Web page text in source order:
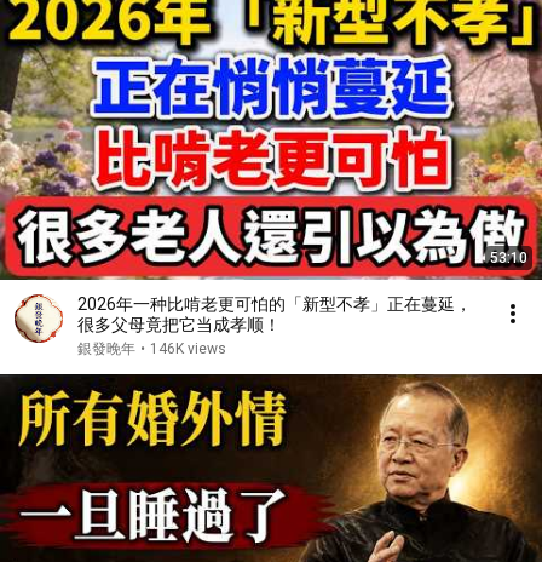
53:10
2026年一种比啃老更可怕的「新型不孝」正在蔓延，
很多父母竟把它当成孝顺！
銀發晚年 • 146K views